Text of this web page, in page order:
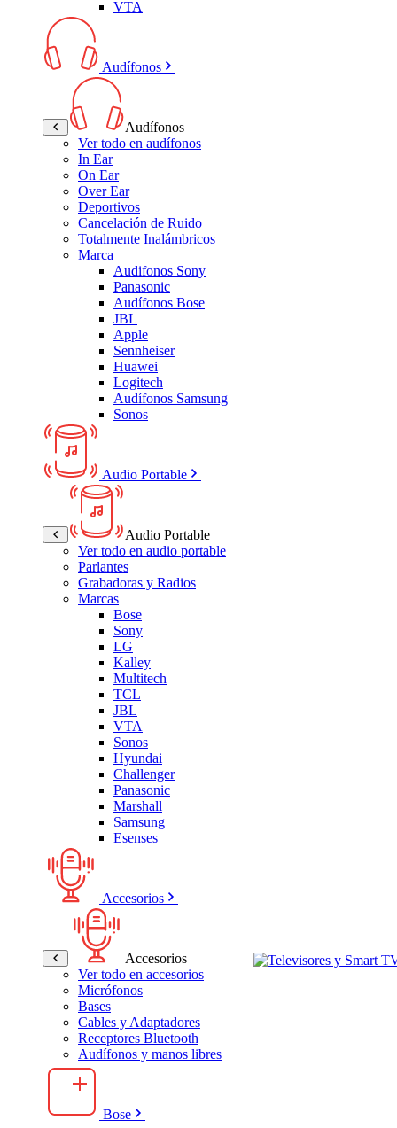
VTA
Audífonos
Audífonos
Ver todo en audífonos
In Ear
On Ear
Over Ear
Deportivos
Cancelación de Ruido
Totalmente Inalámbricos
Marca
Audifonos Sony
Panasonic
Audífonos Bose
JBL
Apple
Sennheiser
Huawei
Logitech
Audífonos Samsung
Sonos
Audio Portable
Audio Portable
Ver todo en audio portable
Parlantes
Grabadoras y Radios
Marcas
Bose
Sony
LG
Kalley
Multitech
TCL
JBL
VTA
Sonos
Hyundai
Challenger
Panasonic
Marshall
Samsung
Esenses
Accesorios
Accesorios
Ver todo en accesorios
Micrófonos
Bases
Cables y Adaptadores
Receptores Bluetooth
Audífonos y manos libres
Bose